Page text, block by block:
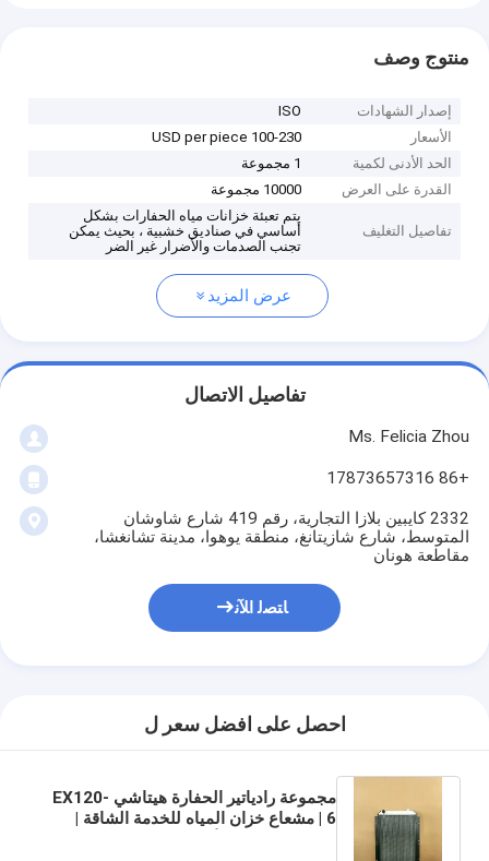
منتوج وصف
إصدار الشهادات
ISO
الأسعار
100-230 USD per piece
الحد الأدنى لكمية
1 مجموعة
القدرة على العرض
10000 مجموعة
تفاصيل التغليف
يتم تعبئة خزانات مياه الحفارات بشكل
أساسي في صناديق خشبية ، بحيث يمكن
تجنب الصدمات والأضرار غير الضر
عرض المزيد
تفاصيل الاتصال
Ms. Felicia Zhou
+86 17873657316
2332 كايبين بلازا التجارية، رقم 419 شارع شاوشان
المتوسط، شارع شازيتانغ، منطقة يوهوا، مدينة تشانغشا،
مقاطعة هونان
ﺎﺘﺼﻟ ﺍﻶﻧ
احصل على افضل سعر ل
مجموعة رادياتير الحفارة هيتاشي EX120-
6 | مشعاع خزان المياه للخدمة الشاقة |